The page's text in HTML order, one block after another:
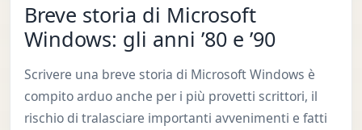
Breve storia di Microsoft
Windows: gli anni ’80 e ’90
Scrivere una breve storia di Microsoft Windows è
compito arduo anche per i più provetti scrittori, il
rischio di tralasciare importanti avvenimenti e fatti